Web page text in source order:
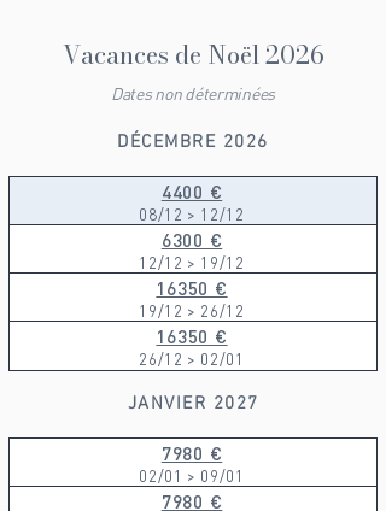
Vacances de Noël 2026
Dates non déterminées
DÉCEMBRE 2026
4400 €
08/12 > 12/12
6300 €
12/12 > 19/12
16350 €
19/12 > 26/12
16350 €
26/12 > 02/01
JANVIER 2027
7980 €
02/01 > 09/01
7980 €